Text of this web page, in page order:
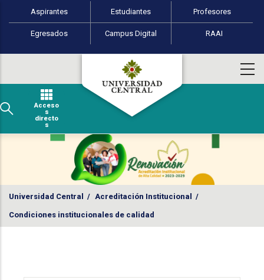
Pasar al contenido principal
Perfiles de usuario
Aspirantes Estudiantes Profesores
Egresados Campus Digital RAAI
Acceso
s
directo
s
Universidad Central / Acreditación Institucional /
Condiciones institucionales de calidad